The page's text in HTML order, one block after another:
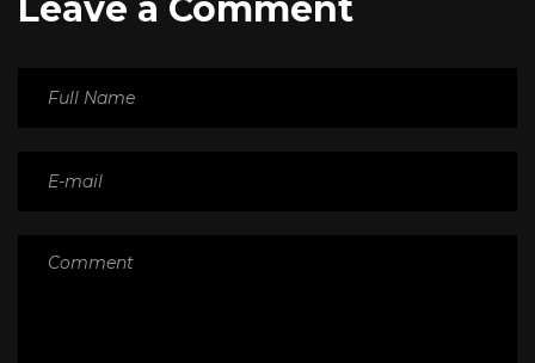
Leave a Comment